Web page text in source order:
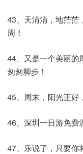
43、天清清，地茫茫
周！
44、又是一个美丽的
匆匆脚步！
45、周末，阳光正好
46、深圳一日游免费
47、乐说了，只要你